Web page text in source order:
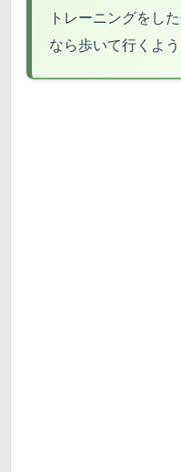
トレーニングをし
なら歩いて行くよ